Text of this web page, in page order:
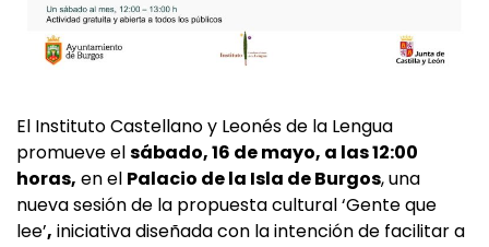
El Instituto Castellano y Leonés de la Lengua
promueve elsábado, 16 de mayo, a las 12:00
horas,en elPalacio de la Isla de Burgos, una
nueva sesión de la propuesta cultural ‘Gente que